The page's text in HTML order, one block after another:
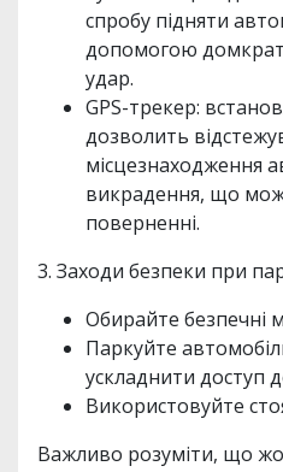
спробу підняти
допомогою
удар.
GPS-трекер:
дозволить
місцезнаходження
викрадення, що
поверненні.
3. Заходи безпеки при
Обирайте безпечні
Паркуйте
ускладнити доступ
Використовуйте
Важливо розуміти, що